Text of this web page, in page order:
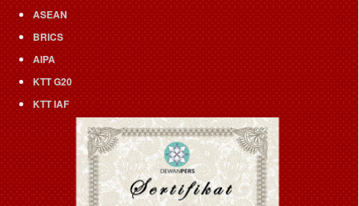
ASEAN
BRICS
AIPA
KTT G20
KTT IAF